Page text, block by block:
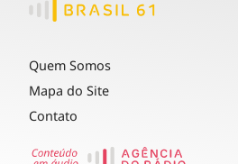
Quem Somos
Mapa do Site
Contato